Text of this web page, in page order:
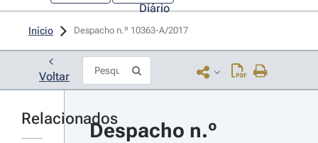
Diário
Início Despacho n.º 10363-A/2017
Voltar
Relacionados
Despacho n.º